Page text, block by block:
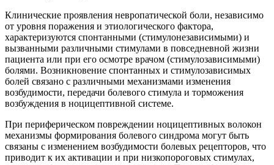
Клинические проявления невропатической боли, независимо
от уровня поражения и этиологического фактора,
характеризуются спонтанными (стимулонезависимыми) и
вызванными различными стимулами в повседневной жизни
пациента или при его осмотре врачом (стимулозависимыми)
болями. Возникновение спонтанных и стимулозависимых
болей связано с различными механизмами изменения
возбудимости, передачи болевого стимула и торможения
возбуждения в ноцицептивной системе.
При периферическом повреждении ноцицептивных волокон
механизмы формирования болевого синдрома могут быть
связаны с изменением возбудимости болевых рецепторов, что
приводит к их активации и при низкопороговых стимулах,